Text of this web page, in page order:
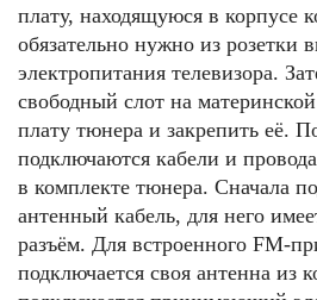
плату, находящуюся в корпусе
обязательно нужно из розетки
электропитания телевизора.
свободный слот на
плату тюнера и закрепить её.
подключаются кабели и
в комплекте тюнера. Сначала
антенный кабель, для него
разъём. Для встроенного FM-
подключается своя антенна из